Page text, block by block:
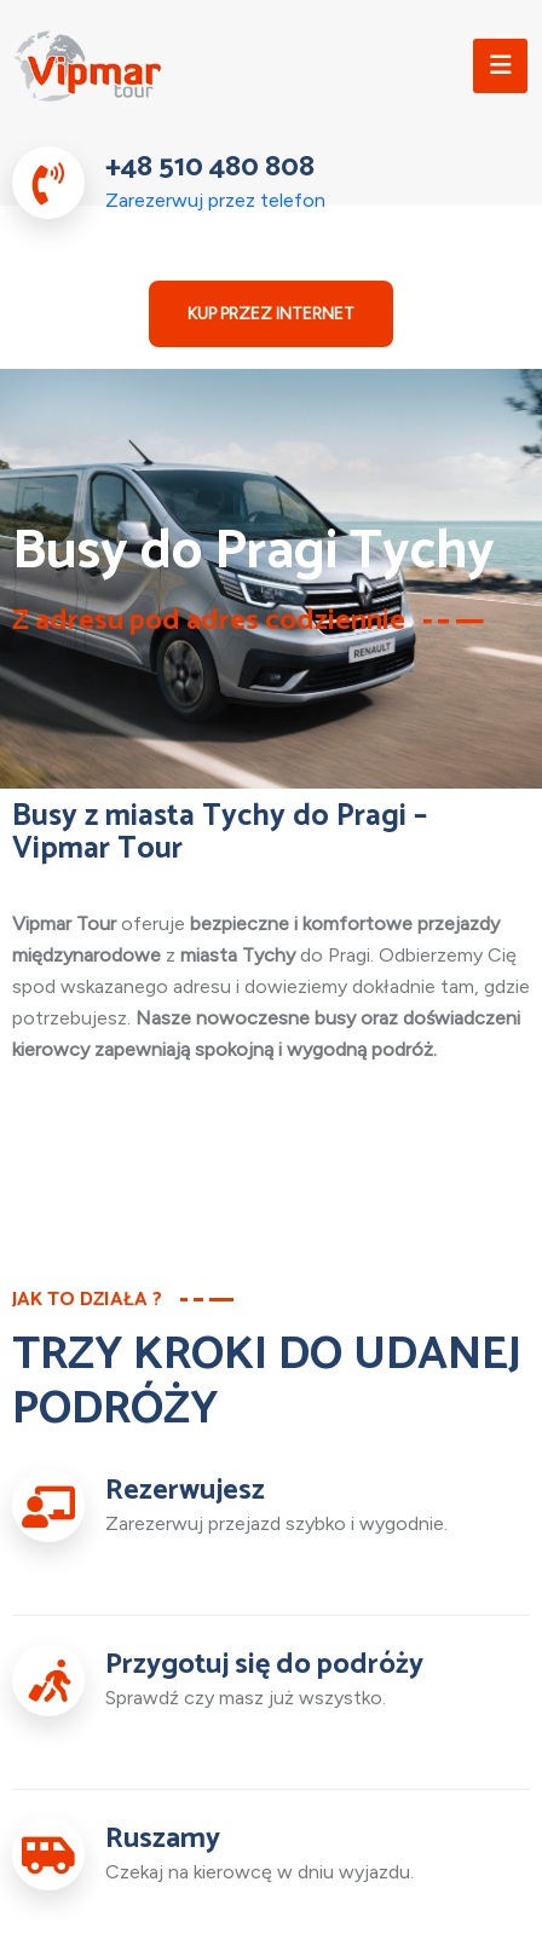
+48 510 480 808
Zarezerwuj przez telefon
KUP PRZEZ INTERNET
Busy do Pragi Tychy
Z adresu pod adres codziennie
Busy z miasta Tychy do Pragi –
Vipmar Tour
Vipmar Touroferuje bezpieczne i komfortowe przejazdy
międzynarodowe z miasta Tychydo Pragi. Odbierzemy Cię
spod wskazanego adresu i dowieziemy dokładnie tam, gdzie
potrzebujesz. Nasze nowoczesne busy oraz doświadczeni
kierowcy zapewniają spokojną i wygodną podróż.
JAK TO DZIAŁA ?
TRZY KROKI DO UDANEJ
PODRÓŻY
Rezerwujesz
Zarezerwuj przejazd szybko i wygodnie.
Przygotuj się do podróży
Sprawdź czy masz już wszystko.
Ruszamy
Czekaj na kierowcę w dniu wyjazdu.